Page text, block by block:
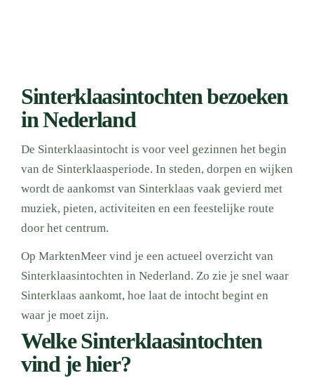
Sinterklaasintochten bezoeken
in Nederland
De Sinterklaasintocht is voor veel gezinnen het begin
van de Sinterklaasperiode. In steden, dorpen en wijken
wordt de aankomst van Sinterklaas vaak gevierd met
muziek, pieten, activiteiten en een feestelijke route
door het centrum.
Op MarktenMeer vind je een actueel overzicht van
Sinterklaasintochten in Nederland. Zo zie je snel waar
Sinterklaas aankomt, hoe laat de intocht begint en
waar je moet zijn.
Welke Sinterklaasintochten
vind je hier?